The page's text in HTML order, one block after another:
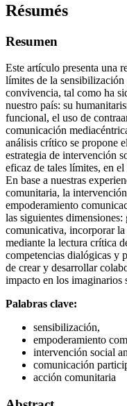
Résumés
Resumen
Este artículo presenta una
límites de la
convivencia, tal como ha
nuestro país: su
funcional, el uso de
comunicación
análisis crítico se propone
estrategia de intervención
eficaz de tales límites, en
En base a nuestras
comunitaria, la
empoderamiento
las siguientes
comunicativa, incorporar
mediante la lectura crítica
competencias dialógicas y
de crear y desarrollar
impacto en los imaginarios
Palabras clave:
sensibilización,
empoderamiento
intervención social
comunicación
acción comunitaria